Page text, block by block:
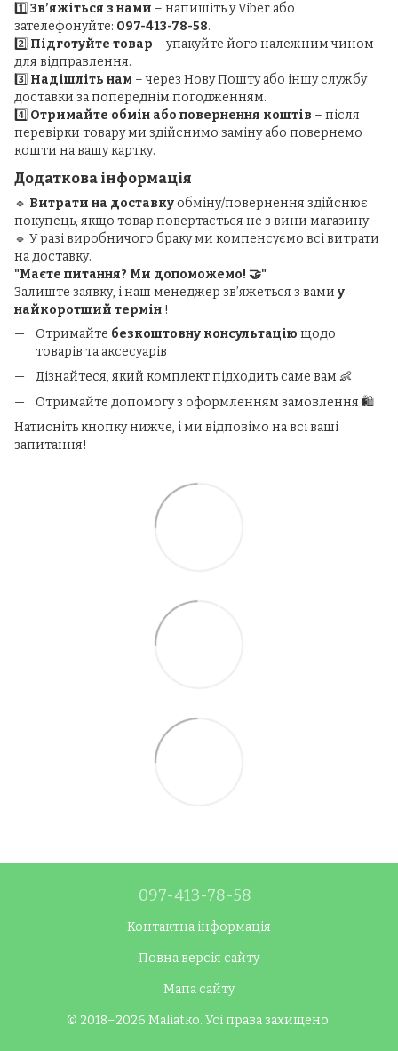
1️⃣ Зв’яжіться з нами – напишіть у Viber або
зателефонуйте: 097-413-78-58.
2️⃣ Підготуйте товар – упакуйте його належним чином
для відправлення.
3️⃣ Надішліть нам – через Нову Пошту або іншу службу
доставки за попереднім погодженням.
4️⃣ Отримайте обмін або повернення коштів – після
перевірки товару ми здійснимо заміну або повернемо
кошти на вашу картку.
Додаткова інформація
🔹 Витрати на доставкуобміну/повернення здійснює
покупець, якщо товар повертається не з вини магазину.
🔹 У разі виробничого браку ми компенсуємо всі витрати
на доставку.
"Маєте питання? Ми допоможемо! 🤝"
Залиште заявку, і наш менеджер зв’яжеться з вами у
найкоротший термін !
Отримайте безкоштовну консультацію щодо
товарів та аксесуарів
Дізнайтеся, який комплект підходить саме вам 👶
Отримайте допомогу з оформленням замовлення 🛍️
Натисніть кнопку нижче, і ми відповімо на всі ваші
запитання!
097-413-78-58
Контактна інформація
Повна версія сайту
Мапа сайту
© 2018–2026 Maliatko. Усі права захищено.